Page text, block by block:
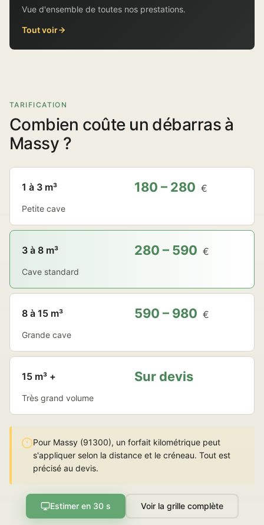
Vue d'ensemble de toutes nos prestations.
Tout voir
TARIFICATION
Combien coûte un débarras à
Massy ?
1 à 3 m³ 180 – 280 €
Petite cave
3 à 8 m³ 280 – 590 €
Cave standard
8 à 15 m³ 590 – 980 €
Grande cave
15 m³ + Sur devis
Très grand volume
Pour Massy (91300), un forfait kilométrique peut
s'appliquer selon la distance et le créneau. Tout est
précisé au devis.
Estimer en 30 s Voir la grille complète